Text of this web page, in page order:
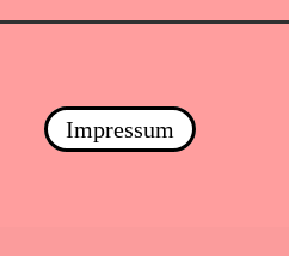
Impressum